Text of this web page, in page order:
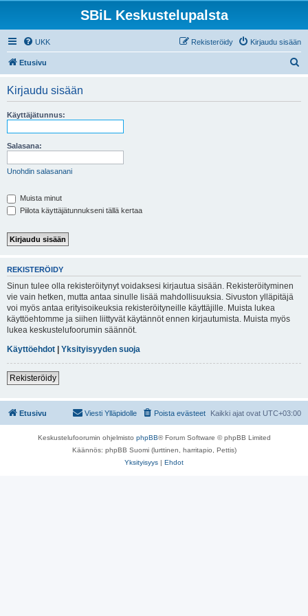
SBiL Keskustelupalsta
UKK Kirjaudu sisään
Rekisteröidy
Etusivu
Kirjaudu sisään
Käyttäjätunnus:
Salasana:
Unohdin salasanani
Muista minut
Piilota käyttäjätunnukseni tällä kertaa
REKISTERÖIDY
Sinun tulee olla rekisteröitynyt voidaksesi kirjautua sisään. Rekisteröityminen
vie vain hetken, mutta antaa sinulle lisää mahdollisuuksia. Sivuston ylläpitäjä
voi myös antaa erityisoikeuksia rekisteröityneille käyttäjille. Muista lukea
käyttöehtomme ja siihen liittyvät käytännöt ennen kirjautumista. Muista myös
lukea keskustelufoorumin säännöt.
Käyttöehdot | Yksityisyyden suoja
Rekisteröidy
Etusivu Kaikki ajat ovat UTC+03:00
Poista evästeet
Viesti Ylläpidolle
Keskustelufoorumin ohjelmisto phpBB® Forum Software © phpBB Limited
Käännös: phpBB Suomi (lurttinen, harritapio, Pettis)
Yksityisyys | Ehdot